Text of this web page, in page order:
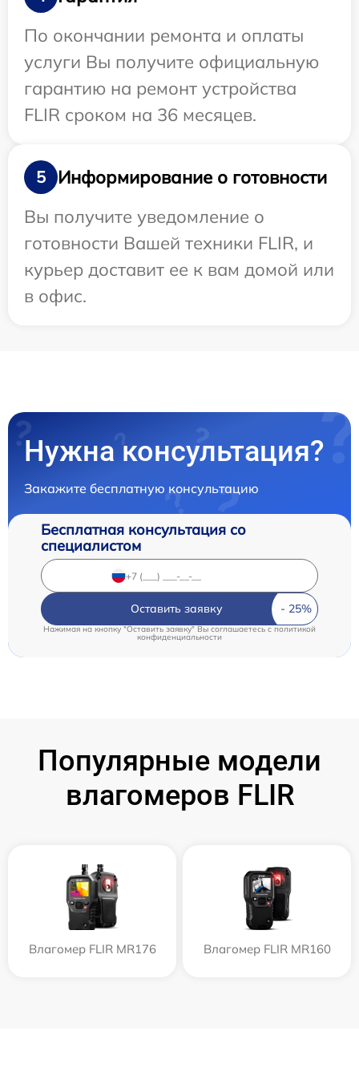
По окончании ремонта и оплаты
услуги Вы получите официальную
гарантию на ремонт устройства
FLIR сроком на 36 месяцев.
5
Информирование о готовности
Вы получите уведомление о
готовности Вашей техники FLIR, и
курьер доставит ее к вам домой или
в офис.
Нужна консультация?
Закажите бесплатную консультацию
Бесплатная консультация со
специалистом
Оставить заявку
Нажимая на кнопку "Оставить заявку" Вы соглашаетесь c политикой
конфиденциальности
Популярные модели
влагомеров FLIR
Влагомер FLIR MR176 Влагомер FLIR MR160